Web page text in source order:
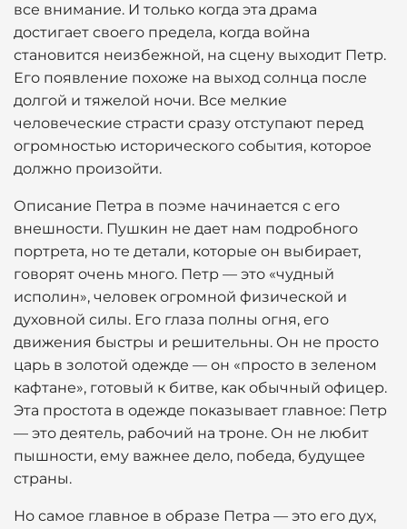
все внимание. И только когда эта драма
достигает своего предела, когда война
становится неизбежной, на сцену выходит Петр.
Его появление похоже на выход солнца после
долгой и тяжелой ночи. Все мелкие
человеческие страсти сразу отступают перед
огромностью исторического события, которое
должно произойти.
Описание Петра в поэме начинается с его
внешности. Пушкин не дает нам подробного
портрета, но те детали, которые он выбирает,
говорят очень много. Петр — это «чудный
исполин», человек огромной физической и
духовной силы. Его глаза полны огня, его
движения быстры и решительны. Он не просто
царь в золотой одежде — он «просто в зеленом
кафтане», готовый к битве, как обычный офицер.
Эта простота в одежде показывает главное: Петр
— это деятель, рабочий на троне. Он не любит
пышности, ему важнее дело, победа, будущее
страны.
Но самое главное в образе Петра — это его дух,